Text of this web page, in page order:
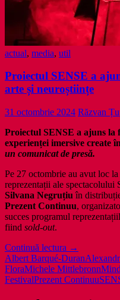
actual, media, util
Proiectul SENSE a
arte și neuroștiințe
31 octombrie 2024 Răzvan
Proiectul SENSE a ajuns la
experienței imersive create
un comunicat de presă.
Pe 27 octombrie au avut loc
reprezentații ale spectacolului
Silvana Negruțiu în
Prezent Continuu,
succes programul
fiind sold-out.
Continuă lectura Proiectul
SENSE
a
ajuns
→
Albert Barqué-Duran
FloraMichele Mittlebronn
FestivalPrezent Continuu